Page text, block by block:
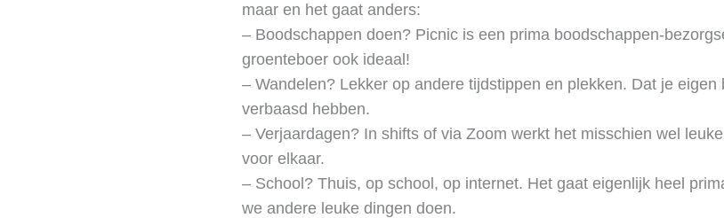
maar en het gaat anders:
– Boodschappen doen? Picnic is een prima boodschappen-
groenteboer ook ideaal!
– Wandelen? Lekker op andere tijdstippen en plekken. Dat je
verbaasd hebben.
– Verjaardagen? In shifts of via Zoom werkt het misschien wel
voor elkaar.
– School? Thuis, op school, op internet. Het gaat eigenlijk heel
we andere leuke dingen doen.